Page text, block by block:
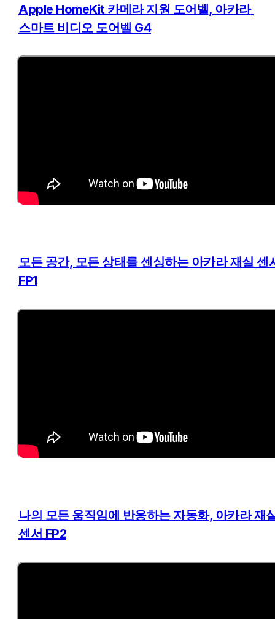
Apple HomeKit 카메라 지원 도어벨, 아카라
스마트 비디오 도어벨 G4
모든 공간, 모든 상태를 센싱하는 아카라 재실 센
FP1
나의 모든 움직임에 반응하는 자동화, 아카라 재
센서 FP2